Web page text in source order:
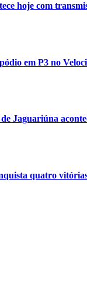
hoje com
em P3 no
Jaguariúna
quatro